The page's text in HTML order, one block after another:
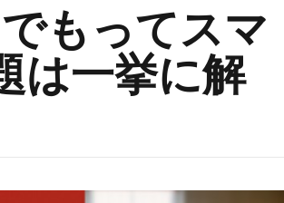
もってスマ
は一挙に解